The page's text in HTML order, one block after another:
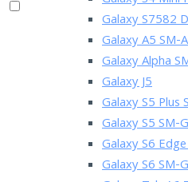
Galaxy S7582
Galaxy A5 SM-
Galaxy Alpha
Galaxy J5
Galaxy S5 Plus
Galaxy S5 SM-
Galaxy S6
Galaxy S6 SM-